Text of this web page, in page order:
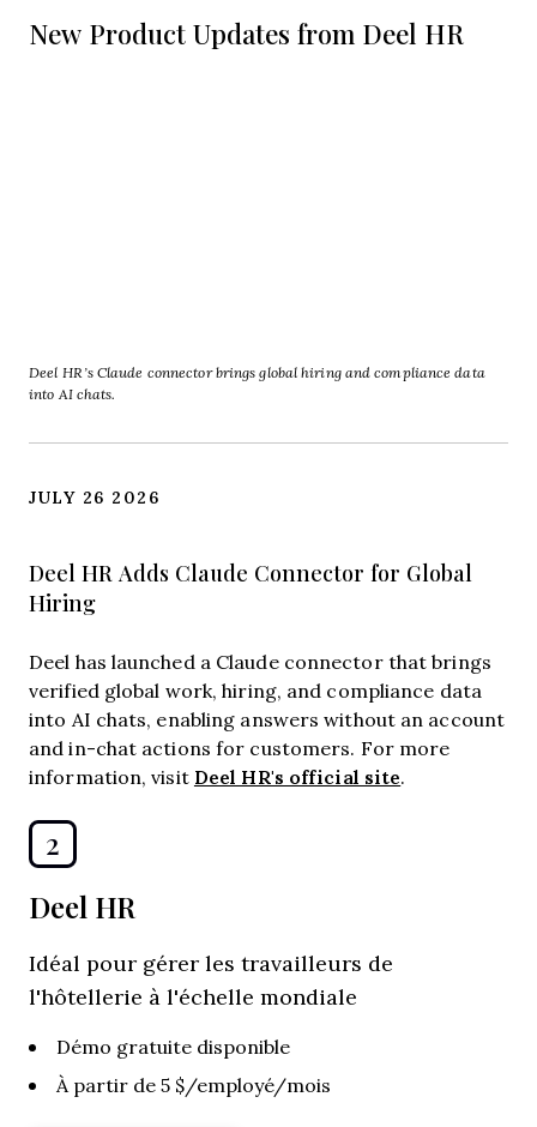
2
Deel HR
Idéal pour gérer les travailleurs de
l'hôtellerie à l'échelle mondiale
Démo gratuite disponible
À partir de 5 $/employé/mois
New Product Updates from Deel HR
Deel HR’s Claude connector brings global hiring and compliance data
into AI chats.
JULY 26 2026
Deel HR Adds Claude Connector for Global
Hiring
Deel has launched a Claude connector that brings
verified global work, hiring, and compliance data
into AI chats, enabling answers without an account
and in-chat actions for customers. For more
information, visit Deel HR's official site.